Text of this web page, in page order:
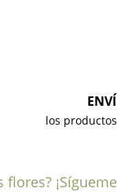
los